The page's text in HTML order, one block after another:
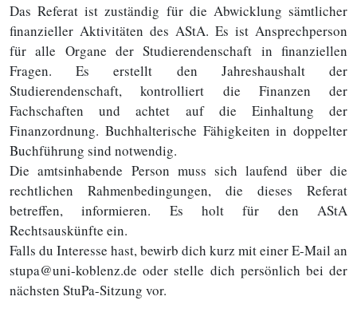
Das Referat ist zuständig für die Abwicklung sämtlicher
finanzieller Aktivitäten des AStA. Es ist Ansprechperson
für alle Organe der Studierendenschaft in finanziellen
Fragen. Es erstellt den Jahreshaushalt der
Studierendenschaft, kontrolliert die Finanzen der
Fachschaften und achtet auf die Einhaltung der
Finanzordnung. Buchhalterische Fähigkeiten in doppelter
Buchführung sind notwendig.
Die amtsinhabende Person muss sich laufend über die
rechtlichen Rahmenbedingungen, die dieses Referat
betreffen, informieren. Es holt für den AStA
Rechtsauskünfte ein.
Falls du Interesse hast, bewirb dich kurz mit einer E-Mail an
stupa@uni-koblenz.de oder stelle dich persönlich bei der
nächsten StuPa-Sitzung vor.